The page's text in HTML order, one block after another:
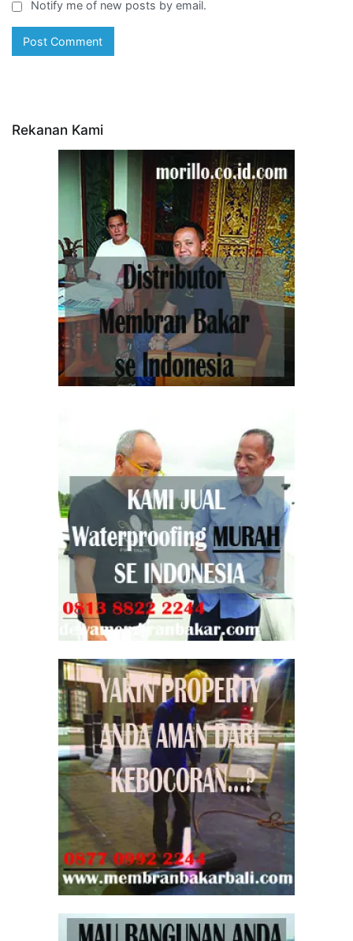
Notify me of new posts by email.
Rekanan Kami